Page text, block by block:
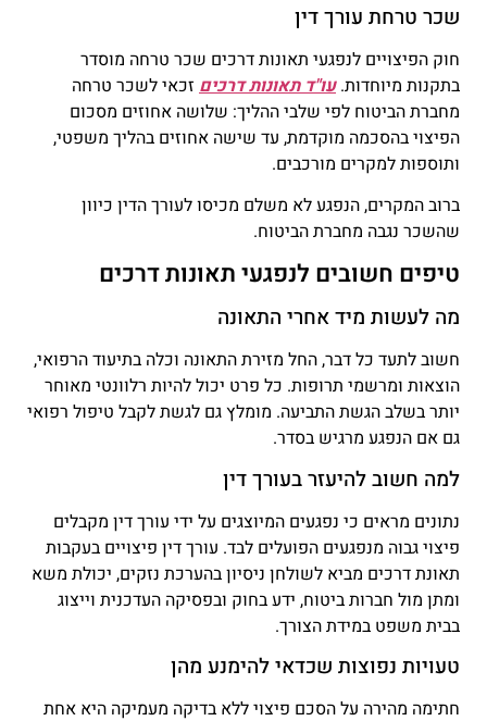
שכר טרחת עורך דין
חוק הפיצויים לנפגעי תאונות דרכים שכר טרחה מוסדר
בתקנות מיוחדות.עו"ד תאונות דרכים זכאי לשכר טרחה
מחברת הביטוח לפי שלבי ההליך: שלושה אחוזים מסכום
הפיצוי בהסכמה מוקדמת, עד שישה אחוזים בהליך משפטי,
ותוספות למקרים מורכבים.
ברוב המקרים, הנפגע לא משלם מכיסו לעורך הדין כיוון
שהשכר נגבה מחברת הביטוח.
טיפים חשובים לנפגעי תאונות דרכים
מה לעשות מיד אחרי התאונה
חשוב לתעד כל דבר, החל מזירת התאונה וכלה בתיעוד הרפואי,
הוצאות ומרשמי תרופות. כל פרט יכול להיות רלוונטי מאוחר
יותר בשלב הגשת התביעה. מומלץ גם לגשת לקבל טיפול רפואי
גם אם הנפגע מרגיש בסדר.
למה חשוב להיעזר בעורך דין
נתונים מראים כי נפגעים המיוצגים על ידי עורך דין מקבלים
פיצוי גבוה מנפגעים הפועלים לבד. עורך דין פיצויים בעקבות
תאונת דרכים מביא לשולחן ניסיון בהערכת נזקים, יכולת משא
ומתן מול חברות ביטוח, ידע בחוק ובפסיקה העדכנית וייצוג
בבית משפט במידת הצורך.
טעויות נפוצות שכדאי להימנע מהן
חתימה מהירה על הסכם פיצוי ללא בדיקה מעמיקה היא אחת